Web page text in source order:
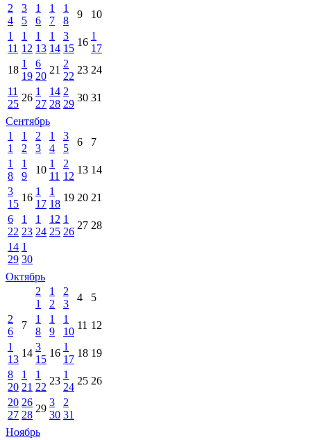
2
4
3
5
1
6
1
7
1
8
9
10
1
11
1
12
1
13
1
14
3
15
16
1
17
18
1
19
6
20
21
2
22
23 24
11
25
26
1
27
14
28
2
29
30 31
Сентябрь
1
1
1
2
2
3
1
4
3
5
6
7
1
8
1
9
10
1
11
2
12
13 14
3
15
16
1
17
1
18
19 20 21
6
22
1
23
1
24
12
25
1
26
27 28
14
29
1
30
Октябрь
2
1
1
2
2
3
4
5
2
6
7
1
8
1
9
1
10
11 12
1
13
14
3
15
16
1
17
18 19
8
20
1
21
1
22
23
1
24
25 26
20
27
26
28
29
3
30
2
31
Ноябрь